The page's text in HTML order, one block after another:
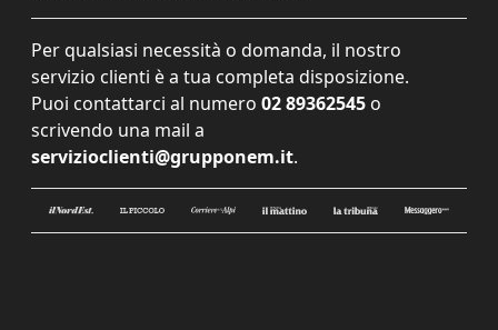
Per qualsiasi necessità o domanda, il nostro
servizio clienti è a tua completa disposizione.
Puoi contattarci al numero 02 89362545 o
scrivendo una mail a
servizioclienti@grupponem.it.